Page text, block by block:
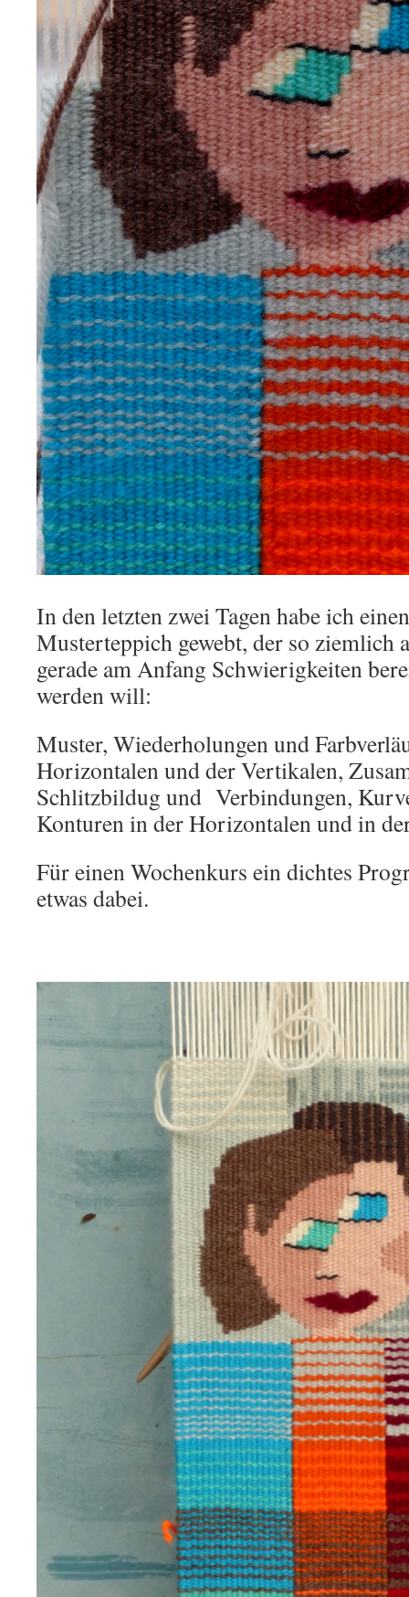
In den letzten zwei Tagen habe ich
Musterteppich gewebt, der so ziemlich
gerade am Anfang Schwierigkeiten
werden will:
Muster, Wiederholungen und
Horizontalen und der Vertikalen,
Schlitzbildug und Verbindungen,
Konturen in der Horizontalen und in
Für einen Wochenkurs ein dichtes
etwas dabei.